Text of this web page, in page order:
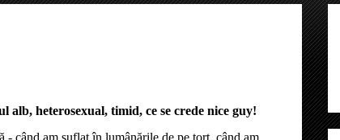
alb, heterosexual, timid, ce se crede nice guy!
- când am suflat în lumânările de pe tort, când am